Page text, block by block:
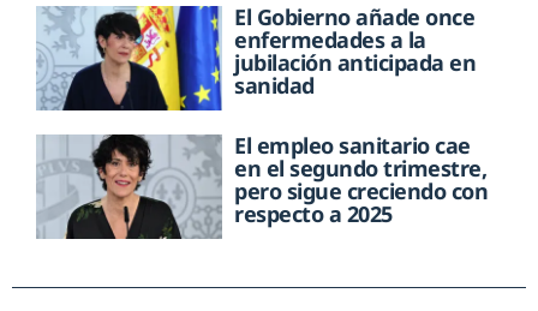
El Gobierno añade once
enfermedades a la
jubilación anticipada en
sanidad
El empleo sanitario cae
en el segundo trimestre,
pero sigue creciendo con
respecto a 2025